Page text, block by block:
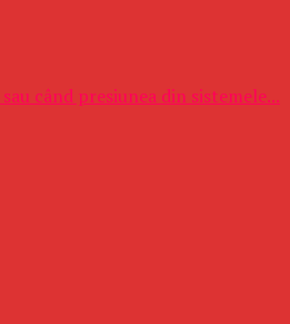
când presiunea din sistemele...